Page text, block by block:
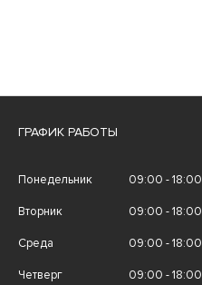
ГРАФИК РАБОТЫ
Понедельник 09:00 - 18:00
Вторник 09:00 - 18:00
Среда 09:00 - 18:00
Четверг 09:00 - 18:00